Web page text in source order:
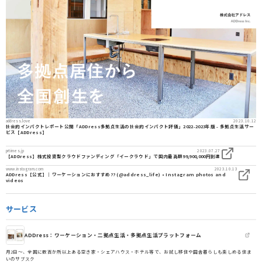
address.love 2023.10.12
社会的インパクトレポート公開「ADDress多拠点生活の社会的インパクト評価」2022-2023年版 - 多拠点生活サー
ビス【ADDress】
prtimes.jp 2023.07.27
【ADDress】株式投資型クラウドファンディング「イークラウド」で国内最高額99,900,000円到達
www.instagram.com 2023.10.13
ADDress【公式】｜ワーケーションにおすすめ?‍? (@address_life) • Instagram photos and
videos
サービス
ADDress：ワーケーション・二拠点生活・多拠点生活プラットフォーム
月2日〜、全国に数百か所以上ある空き家・シェアハウス・ホテル等で、お試し移住や田舎暮らしも楽しめる住ま
いのサブスク